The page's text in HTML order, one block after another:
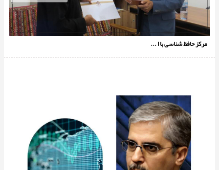
مرکز حافظ شناسی با ا ...